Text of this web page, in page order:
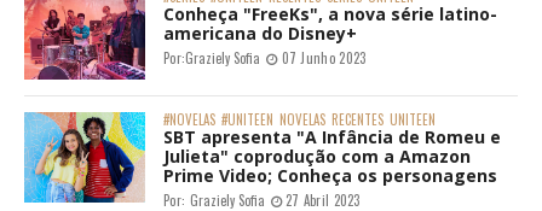
Conheça "FreeKs", a nova série latino-
americana do Disney+
Por:Graziely Sofia 07 Junho 2023
#NOVELAS #UNITEEN NOVELAS RECENTES UNITEEN
SBT apresenta "A Infância de Romeu e
Julieta" coprodução com a Amazon
Prime Video; Conheça os personagens
Por: Graziely Sofia 27 Abril 2023